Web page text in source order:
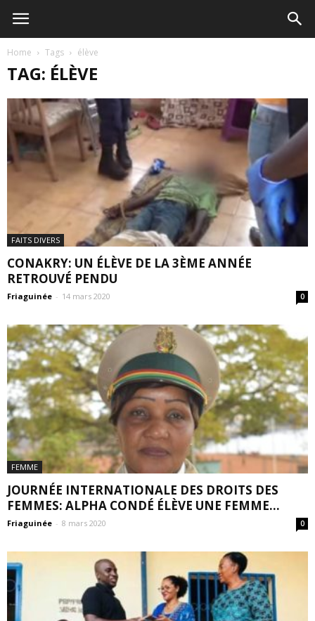
Home Tags élève
TAG: ÉLÈVE
FAITS DIVERS
CONAKRY: UN ÉLÈVE DE LA 3ÈME ANNÉE
RETROUVÉ PENDU
Friaguinée - 14 mars 2020 0
FEMME
JOURNÉE INTERNATIONALE DES DROITS DES
FEMMES: ALPHA CONDÉ ÉLÈVE UNE FEMME...
Friaguinée - 8 mars 2020 0